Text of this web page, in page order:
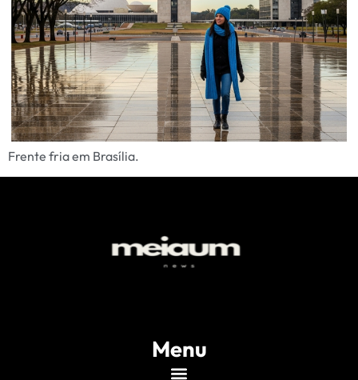
Frente fria em Brasília.
Menu